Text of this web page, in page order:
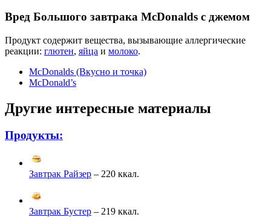
Вред Большого завтрака McDonalds с джемом
Продукт содержит вещества, вызывающие аллергические
реакции: глютен, яйца и молоко.
McDonalds (Вкусно и точка)
McDonald’s
Другие интересные материалы
Продукты:
Завтрак Райзер – 220 ккал.
Завтрак Бустер – 219 ккал.